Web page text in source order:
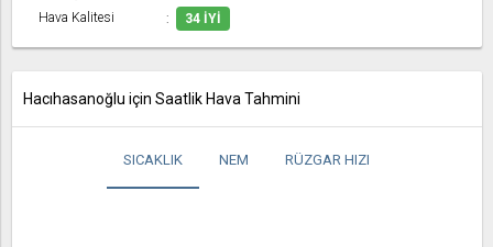
Hava Kalitesi
34 İYI
Hacıhasanoğlu için Saatlik Hava Tahmini
SICAKLIK NEM RÜZGAR HIZI